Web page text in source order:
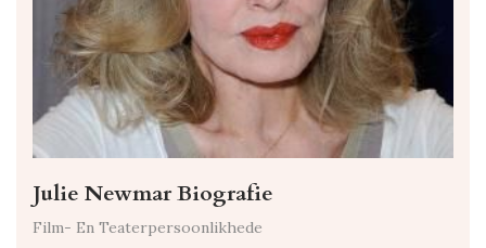
Julie Newmar Biografie
Film- En Teaterpersoonlikhede